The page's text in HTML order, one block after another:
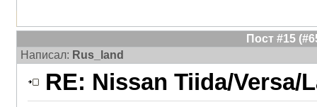
Пост #15
Написал: Rus_land
RE: Nissan Tiida/Versa/